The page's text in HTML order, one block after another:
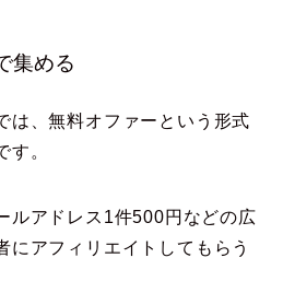
集める
は、無料オファーという形式
す。
ルアドレス1件500円などの広
にアフィリエイトしてもらう